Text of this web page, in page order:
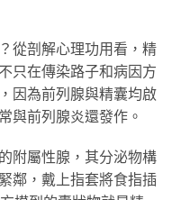
從剖解心理功用看，精
只在傳染路子和病因方
因為前列腺與精囊均啟
與前列腺炎還發作。
附屬性腺，其分泌物構
鄰，戴上指套將食指插